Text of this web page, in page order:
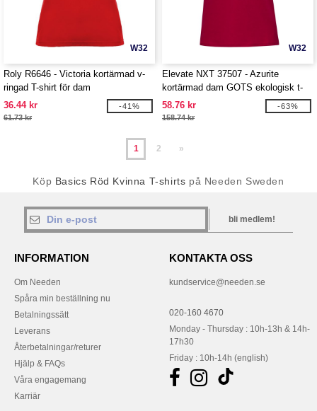
W32
Roly R6646 - Victoria kortärmad v-
ringad T-shirt för dam
36.44 kr
61.73 kr
-41%
W32
Elevate NXT 37507 - Azurite
kortärmad dam GOTS ekologisk t-
shirt
58.76 kr
158.74 kr
-63%
1 2 »
Köp Basics Röd Kvinna T-shirts på Needen Sweden
bli medlem!
INFORMATION
Om Needen
Spåra min beställning nu
Betalningssätt
Leverans
Återbetalningar/returer
Hjälp & FAQs
Våra engagemang
Karriär
KONTAKTA OSS
kundservice@needen.se
020-160 4670
Monday - Thursday : 10h-13h & 14h-
17h30
Friday : 10h-14h (english)